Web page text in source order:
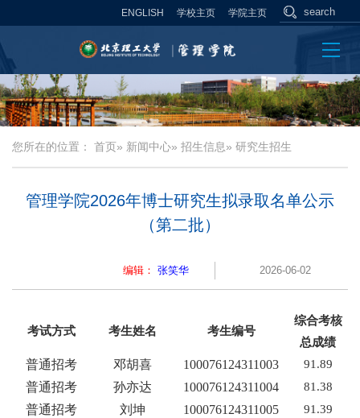
ENGLISH 学校主页 学院主页
您所在的位置： 首页» 新闻中心» 招生信息» 研究生招生
管理学院2026年博士研究生拟录取名单公示
（第二批）
编辑： 张笑华 2026-06-02
考试方式 考生姓名 考生编号
综合考核
总成绩
普通招考 邓胡喜 100076124311003 91.89
普通招考 孙亦达 100076124311004 81.38
普通招考 刘坤 100076124311005 91.39